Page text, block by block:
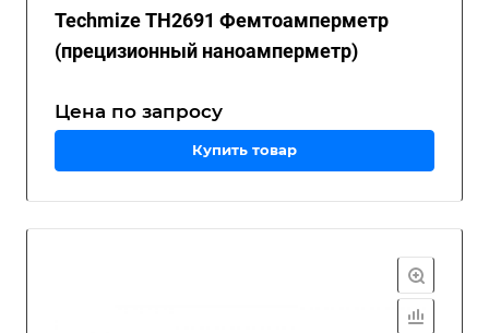
Techmize TH2691 Фемтоамперметр
(прецизионный наноамперметр)
Цена по запросу
Купить товар